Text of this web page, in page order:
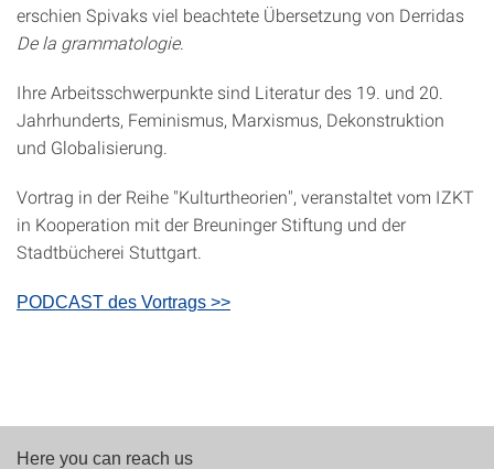
erschien Spivaks viel beachtete Übersetzung von Derridas
De la grammatologie.
Ihre Arbeitsschwerpunkte sind Literatur des 19. und 20.
Jahrhunderts, Feminismus, Marxismus, Dekonstruktion
und Globalisierung.
Vortrag in der Reihe "Kulturtheorien", veranstaltet vom IZKT
in Kooperation mit der Breuninger Stiftung und der
Stadtbücherei Stuttgart.
PODCAST des Vortrags >>
Here you can reach us